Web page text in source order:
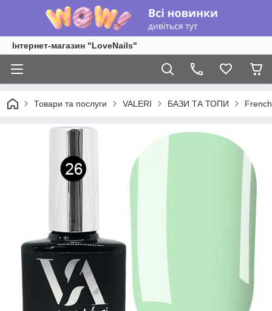
Інтернет-магазин "LoveNails"
Товари та послуги VALERI БАЗИ ТА ТОПИ